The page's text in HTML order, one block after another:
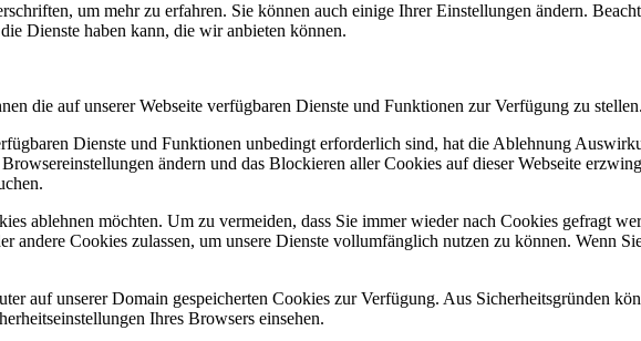
um mehr zu erfahren. Sie können auch einige Ihrer Einstellungen ändern.
Dienste haben kann, die wir anbieten können.
die auf unserer Webseite verfügbaren Dienste und Funktionen zur Verfügung zu
Dienste und Funktionen unbedingt erforderlich sind, hat die Ablehnung
ändern und das Blockieren aller Cookies auf dieser Webseite
ablehnen möchten. Um zu vermeiden, dass Sie immer wieder nach Cookies gefragt
andere Cookies zulassen, um unsere Dienste vollumfänglich nutzen zu können. Wenn
auf unserer Domain gespeicherten Cookies zur Verfügung. Aus Sicherheitsgründen
Ihres Browsers einsehen.